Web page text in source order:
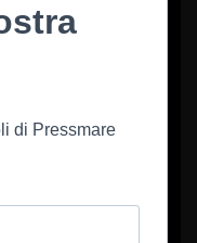
di Pressmare